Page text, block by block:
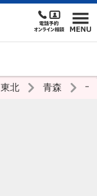
東北 青森 十